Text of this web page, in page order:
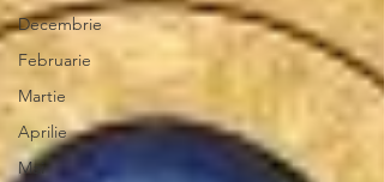
Decembrie
Februarie
Martie
Aprilie
Mai